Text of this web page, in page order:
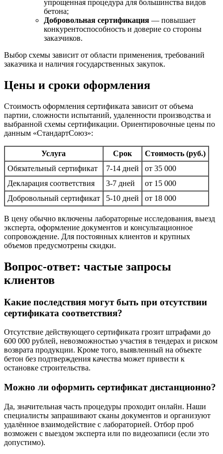
упрощенная процедура для большинства видов
бетона;
Добровольная сертификация — повышает
конкурентоспособность и доверие со стороны
заказчиков.
Выбор схемы зависит от области применения, требований
заказчика и наличия государственных закупок.
Цены и сроки оформления
Стоимость оформления сертификата зависит от объема
партии, сложности испытаний, удаленности производства и
выбранной схемы сертификации. Ориентировочные цены по
данным «СтандартСоюз»:
Услуга Срок
Стоимость (руб.)
Обязательный сертификат
7-14 дней
от 35 000
Декларация соответствия
3-7 дней
от 15 000
Добровольный сертификат
5-10 дней от 18 000
В цену обычно включены лабораторные исследования, выезд
эксперта, оформление документов и консультационное
сопровождение. Для постоянных клиентов и крупных
объемов предусмотрены скидки.
Вопрос-ответ: частые запросы
клиентов
Какие последствия могут быть при отсутствии
сертификата соответствия?
Отсутствие действующего сертификата грозит штрафами до
600 000 рублей, невозможностью участия в тендерах и риском
возврата продукции. Кроме того, выявленный на объекте
бетон без подтверждения качества может привести к
остановке строительства.
Можно ли оформить сертификат дистанционно?
Да, значительная часть процедуры проходит онлайн. Наши
специалисты запрашивают сканы документов и организуют
удалённое взаимодействие с лабораторией. Отбор проб
возможен с выездом эксперта или по видеозаписи (если это
допустимо).